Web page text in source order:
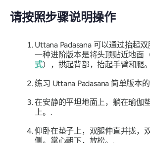
请按照步骤说明操作
Uttana Padasana可以通过抬起双
一种进阶版本是将头顶贴近地面
式），拱起背部，抬起手臂和腿
练习 Uttana Padasana 简单版本的
在安静的平坦地面上，躺在瑜伽
上。.
仰卧在垫子上，双腿伸直并拢，
侧。掌心朝下，放松。.